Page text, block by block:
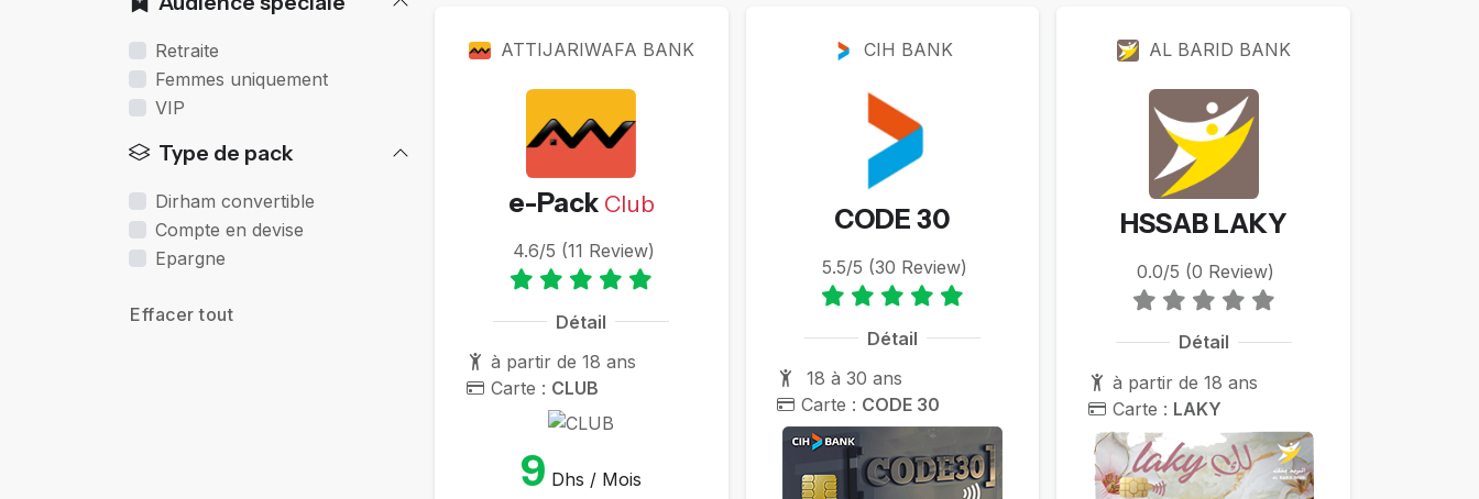
Retraite
Femmes uniquement
VIP
Type de pack
Dirham convertible
Compte en devise
Epargne
Effacer tout
ATTIJARIWAFA BANK
e-Pack Club
4.6/5 (11 Review)
Détail
à partir de 18 ans
Carte : CLUB
9 Dhs / Mois
CIH BANK
CODE 30
5.5/5 (30 Review)
Détail
18 à 30 ans
Carte : CODE 30
AL BARID BANK
HSSAB LAKY
0.0/5 (0 Review)
Détail
à partir de 18 ans
Carte : LAKY